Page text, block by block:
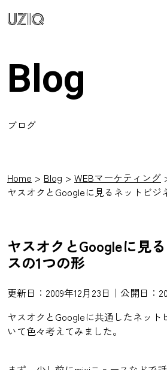
UZIQ
Blog
ブログ
Home Blog
WEBマーケティング
ヤスオクとGoogleに見るネットビジ
ヤスオクとGoogleに見
スの1つの形
更新日：2009年12月23日｜公開日：
ヤスオクとGoogleに共通したネット
いて色々考えてみました。